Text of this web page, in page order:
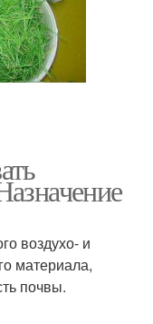
воздухо- и
материала,
почвы.